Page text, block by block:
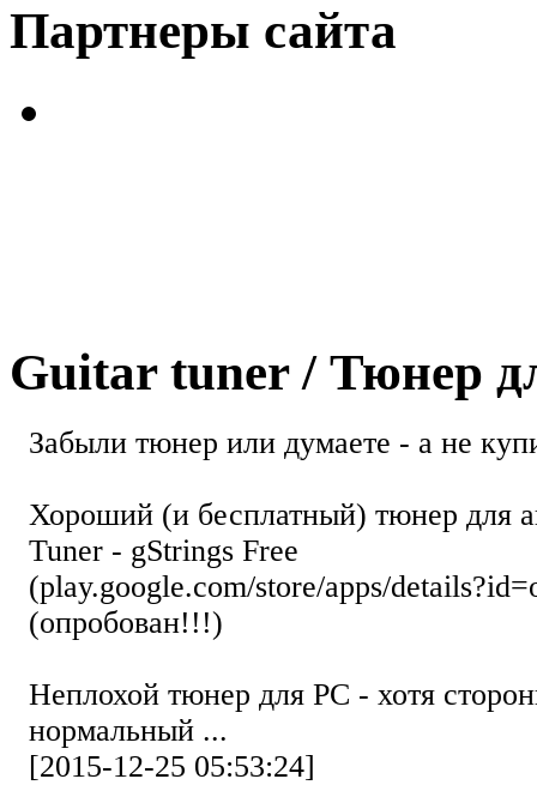
Партнеры сайта
Guitar tuner / Тюнер
Забыли тюнер или думаете - а не
Хороший (и бесплатный) тюнер для
Tuner - gStrings Free
(play.google.com/store/apps/
(опробован!!!)
Неплохой тюнер для РС - хотя
нормальный ...
[2015-12-25 05:53:24]